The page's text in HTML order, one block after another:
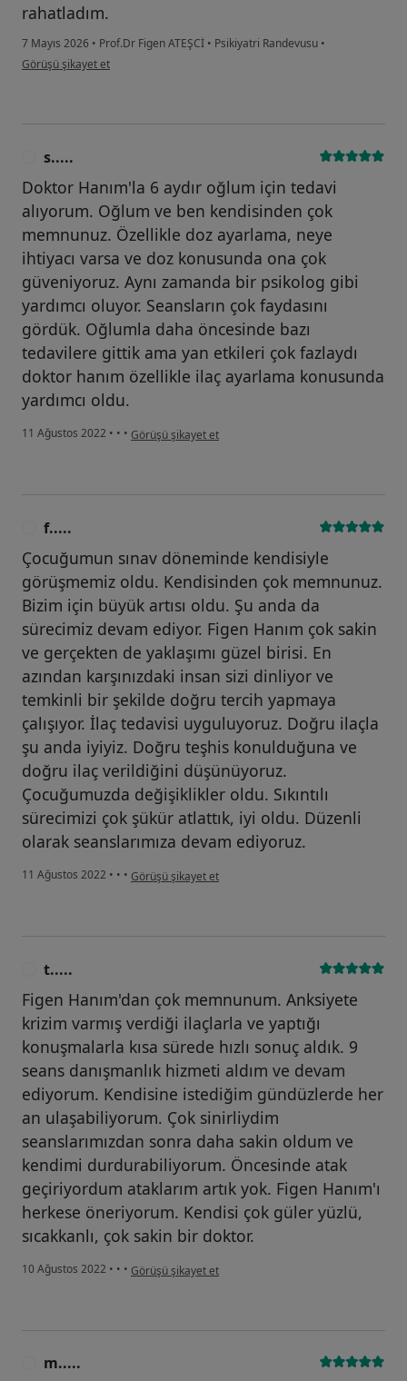
rahatladım.
7 Mayıs 2026 • Prof.Dr Figen ATEŞCİ • Psikiyatri Randevusu •
kullanıcının görüşüne göre p....k
Görüşü şikayet et
s.....
Doktor Hanım'la 6 aydır oğlum için tedavi
alıyorum. Oğlum ve ben kendisinden çok
memnunuz. Özellikle doz ayarlama, neye
ihtiyacı varsa ve doz konusunda ona çok
güveniyoruz. Aynı zamanda bir psikolog gibi
yardımcı oluyor. Seansların çok faydasını
gördük. Oğlumla daha öncesinde bazı
tedavilere gittik ama yan etkileri çok fazlaydı
doktor hanım özellikle ilaç ayarlama konusunda
yardımcı oldu.
11 Ağustos 2022 • • • kullanıcının görüşüne göre s.....
Görüşü şikayet et
f.....
Çocuğumun sınav döneminde kendisiyle
görüşmemiz oldu. Kendisinden çok memnunuz.
Bizim için büyük artısı oldu. Şu anda da
sürecimiz devam ediyor. Figen Hanım çok sakin
ve gerçekten de yaklaşımı güzel birisi. En
azından karşınızdaki insan sizi dinliyor ve
temkinli bir şekilde doğru tercih yapmaya
çalışıyor. İlaç tedavisi uyguluyoruz. Doğru ilaçla
şu anda iyiyiz. Doğru teşhis konulduğuna ve
doğru ilaç verildiğini düşünüyoruz.
Çocuğumuzda değişiklikler oldu. Sıkıntılı
sürecimizi çok şükür atlattık, iyi oldu. Düzenli
olarak seanslarımıza devam ediyoruz.
11 Ağustos 2022 • • • kullanıcının görüşüne göre f.....
Görüşü şikayet et
t.....
Figen Hanım'dan çok memnunum. Anksiyete
krizim varmış verdiği ilaçlarla ve yaptığı
konuşmalarla kısa sürede hızlı sonuç aldık. 9
seans danışmanlık hizmeti aldım ve devam
ediyorum. Kendisine istediğim gündüzlerde her
an ulaşabiliyorum. Çok sinirliydim
seanslarımızdan sonra daha sakin oldum ve
kendimi durdurabiliyorum. Öncesinde atak
geçiriyordum ataklarım artık yok. Figen Hanım'ı
herkese öneriyorum. Kendisi çok güler yüzlü,
sıcakkanlı, çok sakin bir doktor.
10 Ağustos 2022 • • • kullanıcının görüşüne göre t.....
Görüşü şikayet et
m.....